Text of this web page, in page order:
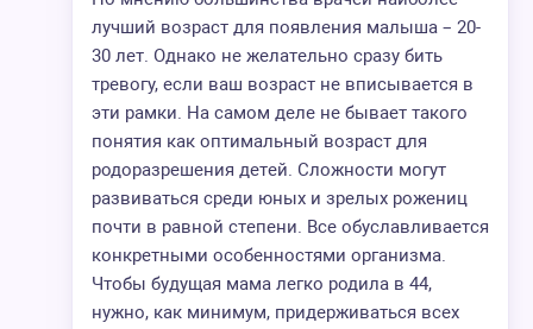
лучший возраст для появления малыша – 20-
30 лет. Однако не желательно сразу бить
тревогу, если ваш возраст не вписывается в
эти рамки. На самом деле не бывает такого
понятия как оптимальный возраст для
родоразрешения детей. Сложности могут
развиваться среди юных и зрелых рожениц
почти в равной степени. Все обуславливается
конкретными особенностями организма.
Чтобы будущая мама легко родила в 44,
нужно, как минимум, придерживаться всех